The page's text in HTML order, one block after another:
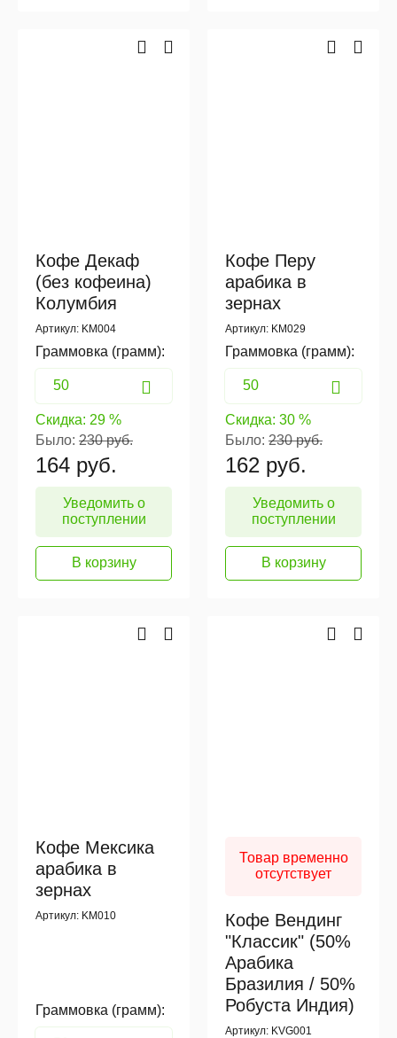
Кофе Декаф
(без кофеина)
Колумбия
Артикул: KM004
Граммовка (грамм):
Скидка: 29 %
Было: 230 руб.
164 руб.
Уведомить о
поступлении
В корзину
Кофе Перу
арабика в
зернах
Артикул: KM029
Граммовка (грамм):
Скидка: 30 %
Было: 230 руб.
162 руб.
Уведомить о
поступлении
В корзину
Кофе Мексика
арабика в
зернах
Артикул: KM010
Граммовка (грамм):
Товар временно
отсутствует
Кофе Вендинг
"Классик" (50%
Арабика
Бразилия / 50%
Робуста Индия)
Артикул: KVG001